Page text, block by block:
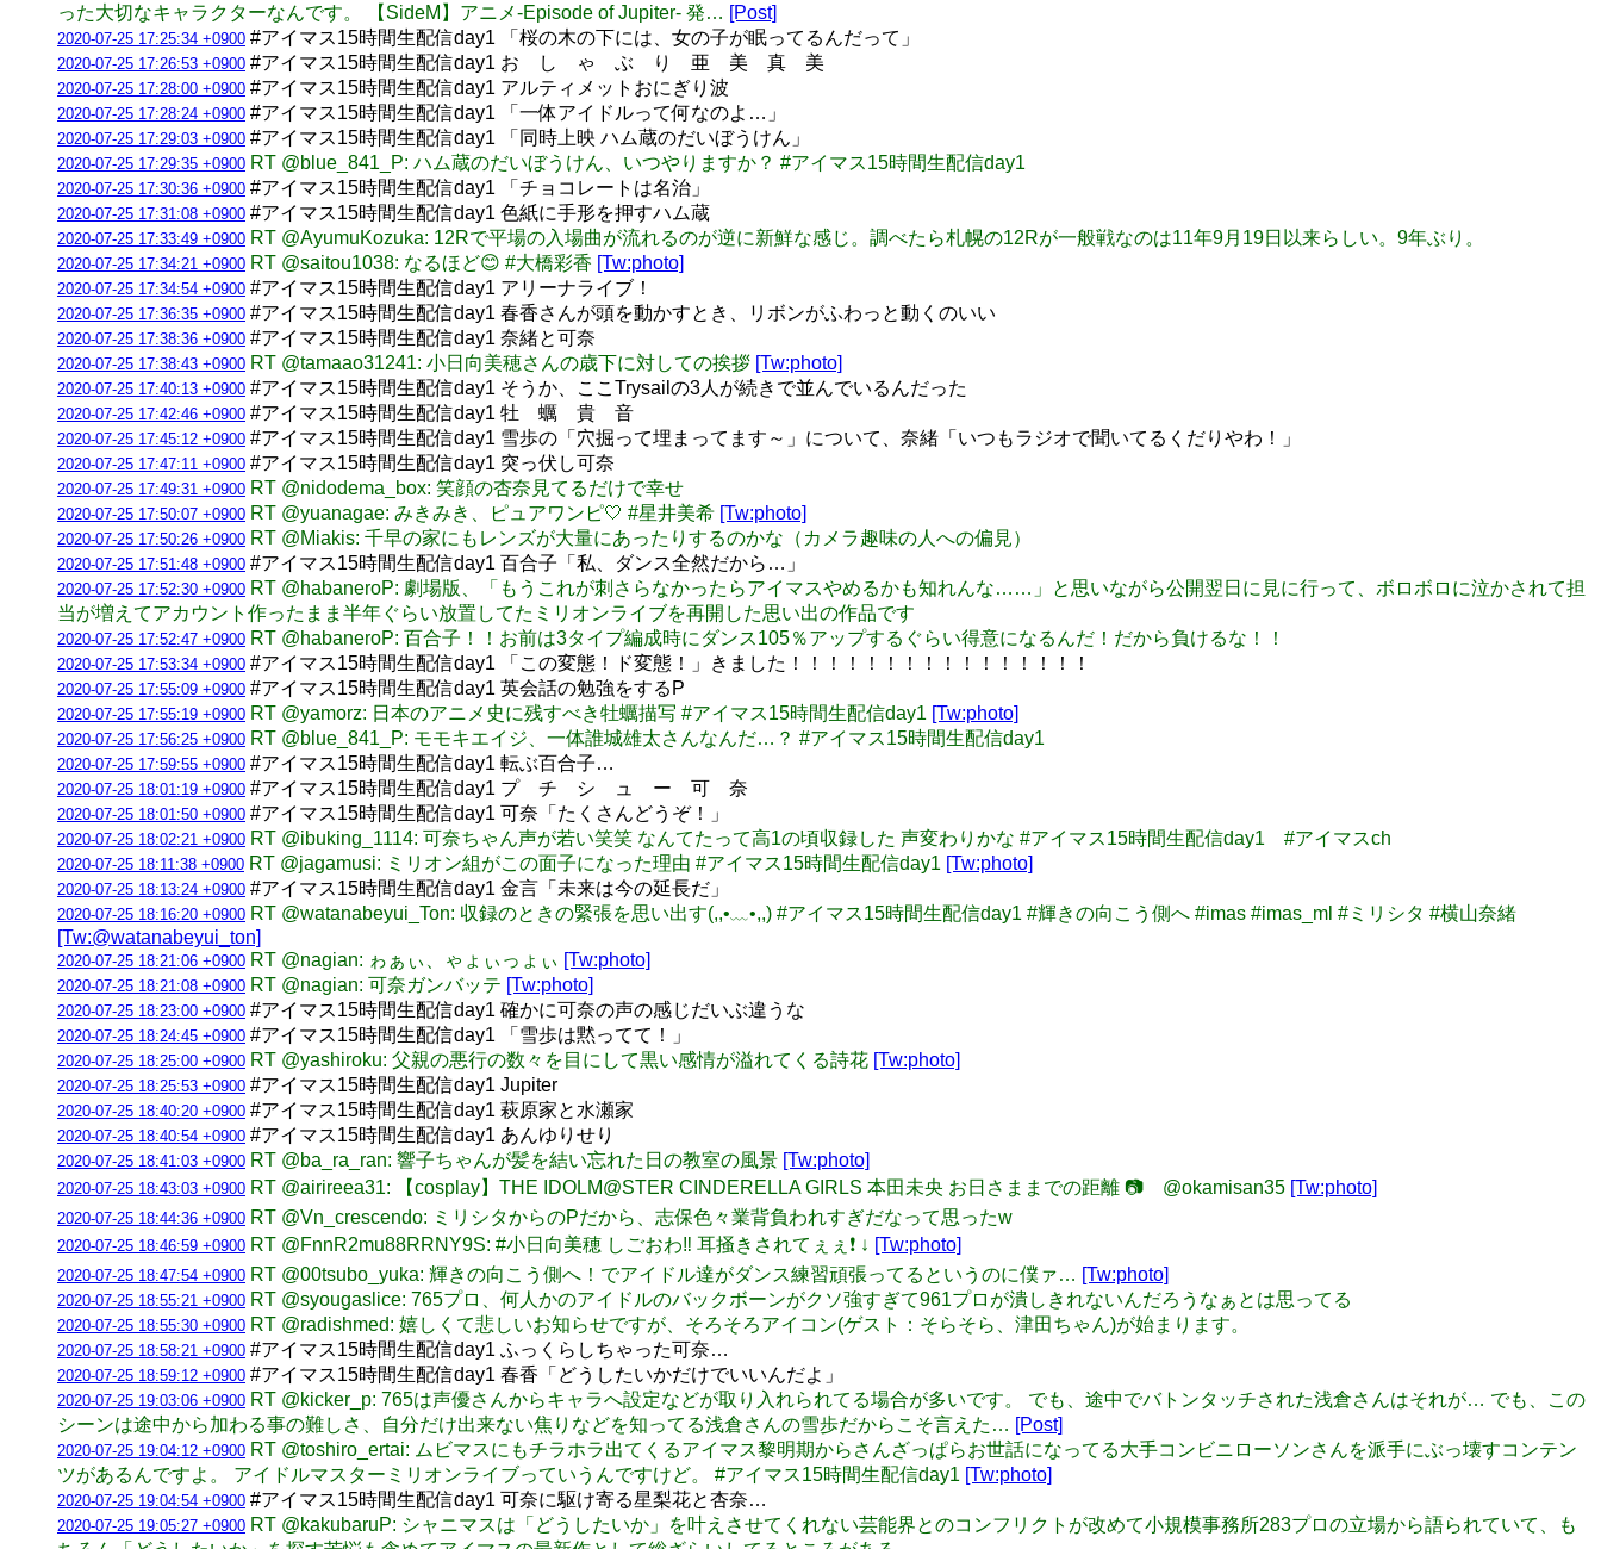
った大切なキャラクターなんです。 【SideM】アニメ-Episode of Jupiter- 発… [Post]
2020-07-25 17:25:34 +0900 #アイマス15時間生配信day1 「桜の木の下には、女の子が眠ってるんだって」
2020-07-25 17:26:53 +0900 #アイマス15時間生配信day1 お し ゃ ぶ り 亜 美 真 美
2020-07-25 17:28:00 +0900 #アイマス15時間生配信day1 アルティメットおにぎり波
2020-07-25 17:28:24 +0900 #アイマス15時間生配信day1 「一体アイドルって何なのよ…」
2020-07-25 17:29:03 +0900 #アイマス15時間生配信day1 「同時上映 ハム蔵のだいぼうけん」
2020-07-25 17:29:35 +0900 RT @blue_841_P: ハム蔵のだいぼうけん、いつやりますか？ #アイマス15時間生配信day1
2020-07-25 17:30:36 +0900 #アイマス15時間生配信day1 「チョコレートは名治」
2020-07-25 17:31:08 +0900 #アイマス15時間生配信day1 色紙に手形を押すハム蔵
2020-07-25 17:33:49 +0900 RT @AyumuKozuka: 12Rで平場の入場曲が流れるのが逆に新鮮な感じ。調べたら札幌の12Rが一般戦なのは11年9月19日以来らしい。9年ぶり。
2020-07-25 17:34:21 +0900 RT @saitou1038: なるほど😊 #大橋彩香 [Tw:photo]
2020-07-25 17:34:54 +0900 #アイマス15時間生配信day1 アリーナライブ！
2020-07-25 17:36:35 +0900 #アイマス15時間生配信day1 春香さんが頭を動かすとき、リボンがふわっと動くのいい
2020-07-25 17:38:36 +0900 #アイマス15時間生配信day1 奈緒と可奈
2020-07-25 17:38:43 +0900 RT @tamaao31241: 小日向美穂さんの歳下に対しての挨拶 [Tw:photo]
2020-07-25 17:40:13 +0900 #アイマス15時間生配信day1 そうか、ここTrysailの3人が続きで並んでいるんだった
2020-07-25 17:42:46 +0900 #アイマス15時間生配信day1 牡 蠣 貴 音
2020-07-25 17:45:12 +0900 #アイマス15時間生配信day1 雪歩の「穴掘って埋まってます～」について、奈緒「いつもラジオで聞いてるくだりやわ！」
2020-07-25 17:47:11 +0900 #アイマス15時間生配信day1 突っ伏し可奈
2020-07-25 17:49:31 +0900 RT @nidodema_box: 笑顔の杏奈見てるだけで幸せ
2020-07-25 17:50:07 +0900 RT @yuanagae: みきみき、ピュアワンピ🤍 #星井美希 [Tw:photo]
2020-07-25 17:50:26 +0900 RT @Miakis: 千早の家にもレンズが大量にあったりするのかな（カメラ趣味の人への偏見）
2020-07-25 17:51:48 +0900 #アイマス15時間生配信day1 百合子「私、ダンス全然だから…」
2020-07-25 17:52:30 +0900 RT @habaneroP: 劇場版、「もうこれが刺さらなかったらアイマスやめるかも知れんな……」と思いながら公開翌日に見に行って、ボロボロに泣かされて担
当が増えてアカウント作ったまま半年ぐらい放置してたミリオンライブを再開した思い出の作品です
2020-07-25 17:52:47 +0900 RT @habaneroP: 百合子！！お前は3タイプ編成時にダンス105％アップするぐらい得意になるんだ！だから負けるな！！
2020-07-25 17:53:34 +0900 #アイマス15時間生配信day1 「この変態！ド変態！」きました！！！！！！！！！！！！！！！！
2020-07-25 17:55:09 +0900 #アイマス15時間生配信day1 英会話の勉強をするP
2020-07-25 17:55:19 +0900 RT @yamorz: 日本のアニメ史に残すべき牡蠣描写 #アイマス15時間生配信day1 [Tw:photo]
2020-07-25 17:56:25 +0900 RT @blue_841_P: モモキエイジ、一体誰城雄太さんなんだ…？ #アイマス15時間生配信day1
2020-07-25 17:59:55 +0900 #アイマス15時間生配信day1 転ぶ百合子…
2020-07-25 18:01:19 +0900 #アイマス15時間生配信day1 プ チ シ ュ ー 可 奈
2020-07-25 18:01:50 +0900 #アイマス15時間生配信day1 可奈「たくさんどうぞ！」
2020-07-25 18:02:21 +0900 RT @ibuking_1114: 可奈ちゃん声が若い笑笑 なんてたって高1の頃収録した 声変わりかな #アイマス15時間生配信day1 #アイマスch
2020-07-25 18:11:38 +0900 RT @jagamusi: ミリオン組がこの面子になった理由 #アイマス15時間生配信day1 [Tw:photo]
2020-07-25 18:13:24 +0900 #アイマス15時間生配信day1 金言「未来は今の延長だ」
2020-07-25 18:16:20 +0900 RT @watanabeyui_Ton: 収録のときの緊張を思い出す(,,•﹏•,,) #アイマス15時間生配信day1 #輝きの向こう側へ #imas #imas_ml #ミリシタ #横山奈緒
[Tw:@watanabeyui_ton]
2020-07-25 18:21:06 +0900 RT @nagian: ゎぁぃ、ゃょぃっょぃ [Tw:photo]
2020-07-25 18:21:08 +0900 RT @nagian: 可奈ガンバッテ [Tw:photo]
2020-07-25 18:23:00 +0900 #アイマス15時間生配信day1 確かに可奈の声の感じだいぶ違うな
2020-07-25 18:24:45 +0900 #アイマス15時間生配信day1 「雪歩は黙ってて！」
2020-07-25 18:25:00 +0900 RT @yashiroku: 父親の悪行の数々を目にして黒い感情が溢れてくる詩花 [Tw:photo]
2020-07-25 18:25:53 +0900 #アイマス15時間生配信day1 Jupiter
2020-07-25 18:40:20 +0900 #アイマス15時間生配信day1 萩原家と水瀬家
2020-07-25 18:40:54 +0900 #アイマス15時間生配信day1 あんゆりせり
2020-07-25 18:41:03 +0900 RT @ba_ra_ran: 響子ちゃんが髪を結い忘れた日の教室の風景 [Tw:photo]
2020-07-25 18:43:03 +0900 RT @airireea31: 【cosplay】THE IDOLM@STER CINDERELLA GIRLS 本田未央 お日さままでの距離 📷 @okamisan35 [Tw:photo]
2020-07-25 18:44:36 +0900 RT @Vn_crescendo: ミリシタからのPだから、志保色々業背負われすぎだなって思ったw
2020-07-25 18:46:59 +0900 RT @FnnR2mu88RRNY9S: #小日向美穂 しごおわ‼️ 耳掻きされてぇぇ❗ ↓ [Tw:photo]
2020-07-25 18:47:54 +0900 RT @00tsubo_yuka: 輝きの向こう側へ！でアイドル達がダンス練習頑張ってるというのに僕ァ… [Tw:photo]
2020-07-25 18:55:21 +0900 RT @syougaslice: 765プロ、何人かのアイドルのバックボーンがクソ強すぎて961プロが潰しきれないんだろうなぁとは思ってる
2020-07-25 18:55:30 +0900 RT @radishmed: 嬉しくて悲しいお知らせですが、そろそろアイコン(ゲスト：そらそら、津田ちゃん)が始まります。
2020-07-25 18:58:21 +0900 #アイマス15時間生配信day1 ふっくらしちゃった可奈…
2020-07-25 18:59:12 +0900 #アイマス15時間生配信day1 春香「どうしたいかだけでいいんだよ」
2020-07-25 19:03:06 +0900 RT @kicker_p: 765は声優さんからキャラへ設定などが取り入れられてる場合が多いです。 でも、途中でバトンタッチされた浅倉さんはそれが… でも、この
シーンは途中から加わる事の難しさ、自分だけ出来ない焦りなどを知ってる浅倉さんの雪歩だからこそ言えた… [Post]
2020-07-25 19:04:12 +0900 RT @toshiro_ertai: ムビマスにもチラホラ出てくるアイマス黎明期からさんざっぱらお世話になってる大手コンビニローソンさんを派手にぶっ壊すコンテン
ツがあるんですよ。 アイドルマスターミリオンライブっていうんですけど。 #アイマス15時間生配信day1 [Tw:photo]
2020-07-25 19:04:54 +0900 #アイマス15時間生配信day1 可奈に駆け寄る星梨花と杏奈…
2020-07-25 19:05:27 +0900 RT @kakubaruP: シャニマスは「どうしたいか」を叶えさせてくれない芸能界とのコンフリクトが改めて小規模事務所283プロの立場から語られていて、も